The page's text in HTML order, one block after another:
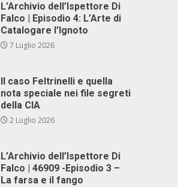
L’Archivio dell’Ispettore Di
Falco | Episodio 4: L’Arte di
Catalogare l’Ignoto
7 Luglio 2026
Il caso Feltrinelli e quella
nota speciale nei file segreti
della CIA
2 Luglio 2026
L’Archivio dell’Ispettore Di
Falco | 46909 -Episodio 3 –
La farsa e il fango